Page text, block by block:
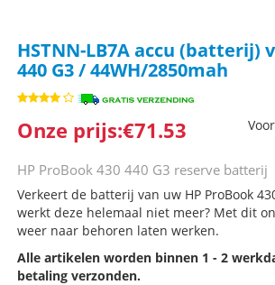
HSTNN-LB7A accu (batterij)
440 G3 / 44WH/2850mah
Onze prijs:€71.53
HP ProBook 430 440 G3 reserve batterij
Verkeert de batterij van uw HP ProBook
werkt deze helemaal niet meer? Met dit
weer naar behoren laten werken.
Alle artikelen worden binnen 1 - 2
betaling verzonden.